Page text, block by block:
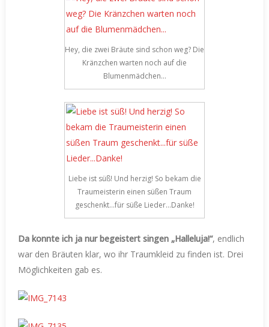
Hey, die zwei Bräute sind schon weg? Die
Kränzchen warten noch auf die
Blumenmädchen…
Liebe ist süß! Und herzig! So bekam die
Traumeisterin einen süßen Traum
geschenkt…für süße Lieder…Danke!
Da konnte ich ja nur begeistert singen „Halleluja!“, endlich
war den Bräuten klar, wo ihr Traumkleid zu finden ist. Drei
Möglichkeiten gab es.